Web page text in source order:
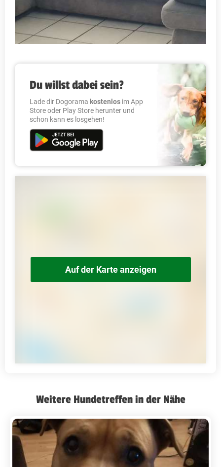
Du willst dabei sein?
Lade dir Dogorama kostenlos im App
Store oder Play Store herunter und
schon kann es losgehen!
Auf der Karte anzeigen
Weitere Hundetreffen in der Nähe